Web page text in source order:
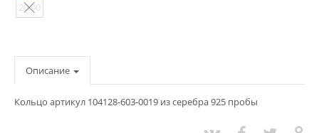
20,00
Описание
Кольцо артикул 104128-603-0019 из серебра 925 пробы